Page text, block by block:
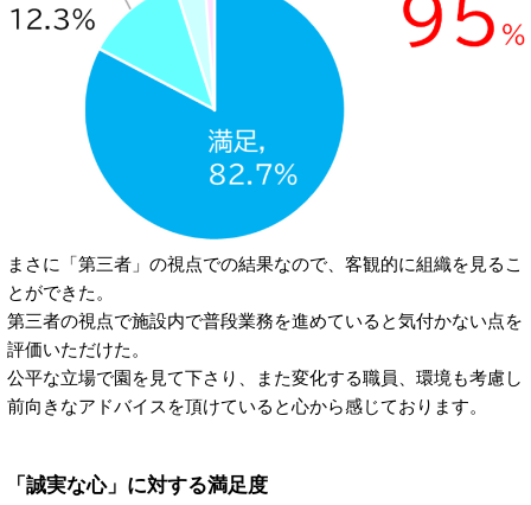
まさに「第三者」の視点での結果なので、客観的に組織を見るこ
とができた。
第三者の視点で施設内で普段業務を進めていると気付かない点を
評価いただけた。
公平な立場で園を見て下さり、また変化する職員、環境も考慮し
前向きなアドバイスを頂けていると心から感じております。
「誠実な心」に対する満足度